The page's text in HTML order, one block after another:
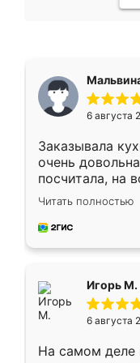
6 августа
Заказывала
очень
посчитала, на
Замерщик
делу со всей
за день,
Читать полностью
Игорь М.
6 августа
На самом деле